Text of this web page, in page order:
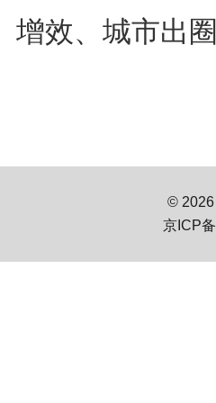
增效、城市出
© 2026
京ICP